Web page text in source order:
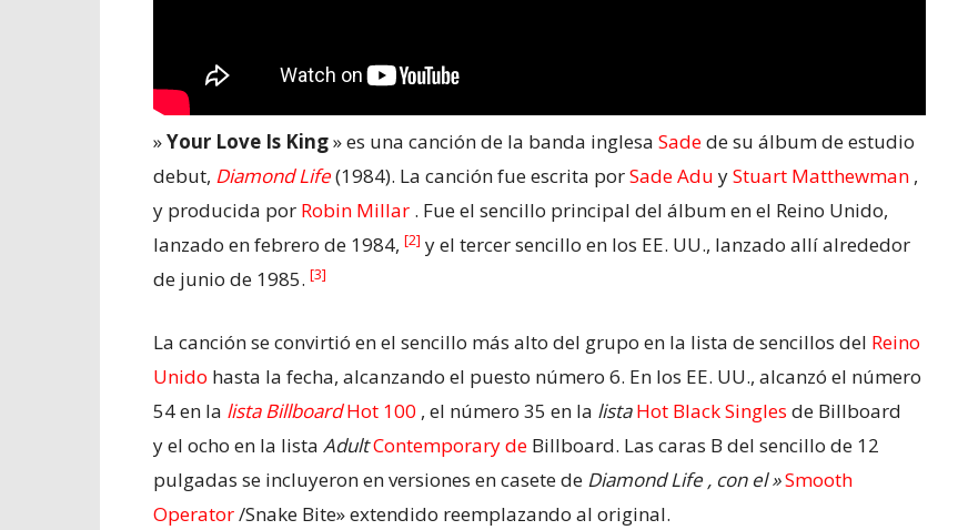
»Your Love Is King» es una canción de la banda inglesa Sadede su álbum de estudio
debut, Diamond Life(1984). La canción fue escrita porSade Adu yStuart Matthewman ,
y producida por Robin Millar . Fue el sencillo principal del álbum en el Reino Unido,
lanzado en febrero de 1984, [2] y el tercer sencillo en los EE. UU., lanzado allí alrededor
de junio de 1985. [3]
La canción se convirtió en el sencillo más alto del grupo en la lista de sencillos del Reino
Unido hasta la fecha, alcanzando el puesto número 6. En los EE. UU., alcanzó el número
54 en la lista BillboardHot 100 , el número 35 en la listaHot Black Singles de Billboard
y el ocho en la lista AdultContemporary de Billboard. Las caras B del sencillo de 12
pulgadas se incluyeron en versiones en casete de Diamond Life , con el »Smooth
Operator/Snake Bite» extendido reemplazando al original.